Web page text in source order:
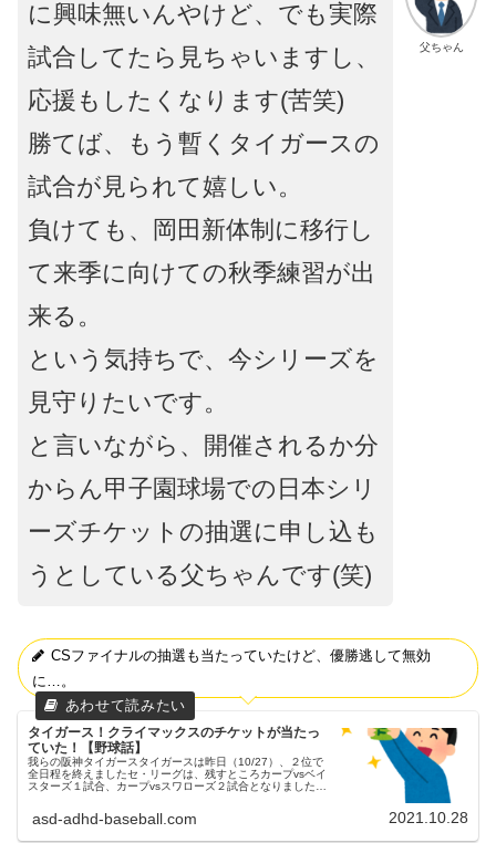
父ちゃん
に興味無いんやけど、でも実際
試合してたら見ちゃいますし、
応援もしたくなります(苦笑)
勝てば、もう暫くタイガースの
試合が見られて嬉しい。
負けても、岡田新体制に移行し
て来季に向けての秋季練習が出
来る。
という気持ちで、今シリーズを
見守りたいです。
と言いながら、開催されるか分
からん甲子園球場での日本シリ
ーズチケットの抽選に申し込も
うとしている父ちゃんです(笑)
CSファイナルの抽選も当たっていたけど、優勝逃して無効
に…。
タイガース！クライマックスのチケットが当たっ
ていた！【野球話】
我らの阪神タイガースタイガースは昨日（10/27）、２位で
全日程を終えましたセ・リーグは、残すところカープvsベイ
スターズ１試合、カープvsスワローズ２試合となりました。
が出来ませんでし...
asd-adhd-baseball.com 2021.10.28